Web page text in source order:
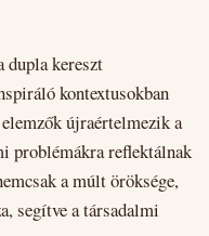
dupla kereszt
kontextusokban
újraértelmezik a
problémákra reflektálnak
a múlt öröksége,
segítve a társadalmi